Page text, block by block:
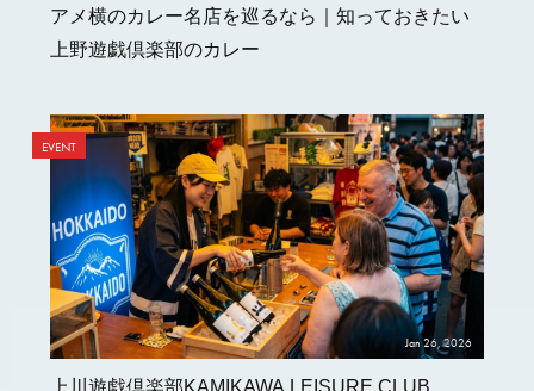
アメ横のカレー名店を巡るなら｜知っておきたい
上野遊戯倶楽部のカレー
Jan 26, 2026
EVENT
上川遊戯倶楽部KAMIKAWA LEISURE CLUB